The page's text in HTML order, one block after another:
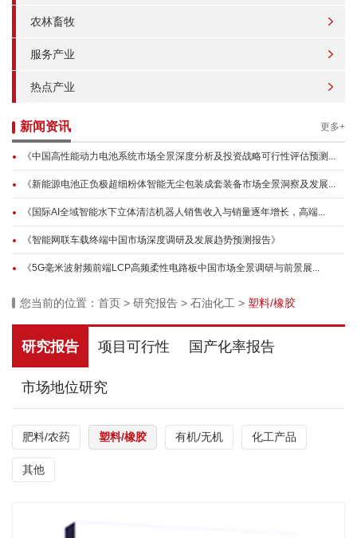
农林畜牧
服务产业
热点产业
新闻资讯 更多+
《中国高性能动力电池系统市场全景深度分析及投资战略可行性评估预测...
《新能源电池正负极超细粉体智能无尘包装成套装备市场全景洞察及发展...
《国际AI全域智能水下立体清洁机器人销售收入与销量逐年增长，高端...
《智能网联车载终端中国市场深度调研及发展趋势预测报告》
《5G毫米波射频前端LCP高频柔性电路板中国市场全景调研与前景展...
您当前的位置： 首页 > 研究报告 > 石油化工 > 塑料/橡胶
研究报告 项目可行性 国产化率报告
市场地位研究
肥料/农药 塑料/橡胶 有机/无机 化工产品
其他